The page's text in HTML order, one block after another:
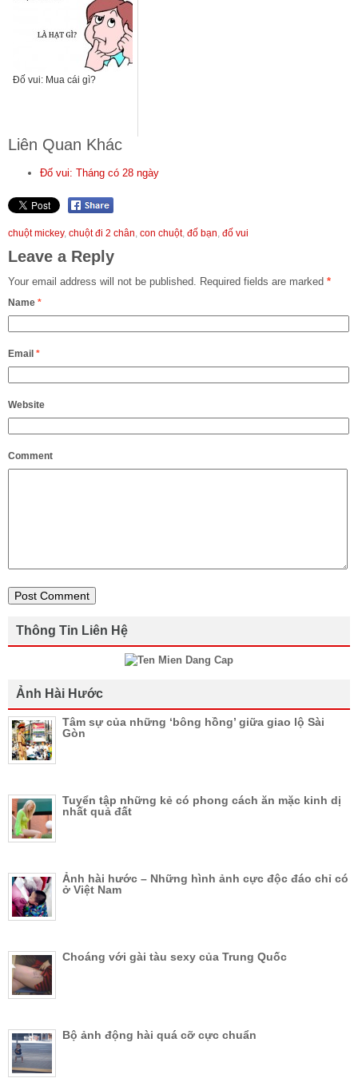
Đố vui: Mua cái gì?
Liên Quan Khác
Đố vui: Tháng có 28 ngày
chuột mickey, chuột đi 2 chân, con chuột, đố bạn, đố vui
Leave a Reply
Your email address will not be published. Required fields are marked *
Name *
Email *
Website
Comment
Thông Tin Liên Hệ
Ảnh Hài Hước
Tâm sự của những ‘bông hồng’ giữa giao lộ Sài
Gòn
Tuyển tập những kẻ có phong cách ăn mặc kinh dị
nhất quả đất
Ảnh hài hước – Những hình ảnh cực độc đáo chỉ có
ở Việt Nam
Choáng với gài tàu sexy của Trung Quốc
Bộ ảnh động hài quá cỡ cực chuẩn